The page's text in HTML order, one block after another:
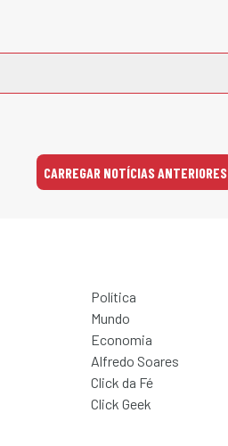
CARREGAR NOTÍCIAS ANTERIORES
Política
Mundo
Economia
Alfredo Soares
Click da Fé
Click Geek